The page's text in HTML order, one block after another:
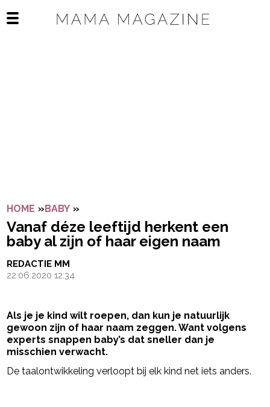
Open het mobiele menu
HOME »BABY »
Vanaf déze leeftijd herkent een
baby al zijn of haar eigen naam
REDACTIE MM
22.06.2020 12:34
Als je je kind wilt roepen, dan kun je natuurlijk
gewoon zijn of haar naam zeggen. Want volgens
experts snappen baby’s dat sneller dan je
misschien verwacht.
De taalontwikkeling verloopt bij elk kind net iets anders.